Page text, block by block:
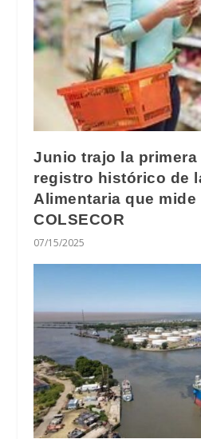
Junio trajo la primera
registro histórico de
Alimentaria que
COLSECOR
07/15/2025